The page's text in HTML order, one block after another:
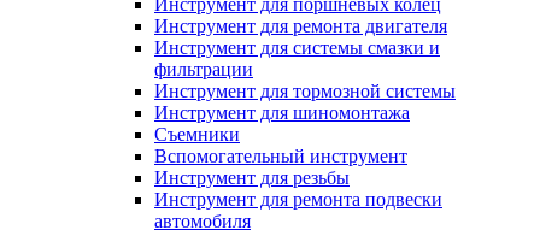
Инструмент для поршневых колец
Инструмент для ремонта двигателя
Инструмент для системы смазки и
фильтрации
Инструмент для тормозной системы
Инструмент для шиномонтажа
Съемники
Вспомогательный инструмент
Инструмент для резьбы
Инструмент для ремонта подвески
автомобиля